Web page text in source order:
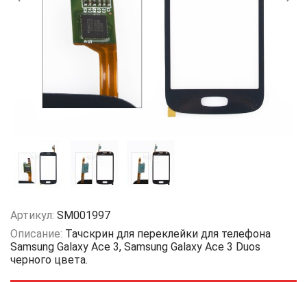
Артикул: SM001997
Описание: Тачскрин для переклейки для телефона
Samsung Galaxy Ace 3, Samsung Galaxy Ace 3 Duos
черного цвета.